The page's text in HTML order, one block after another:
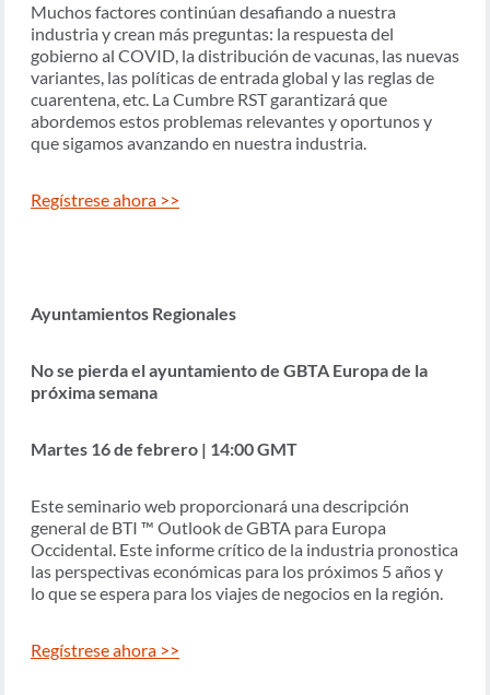
Muchos factores continúan desafiando a nuestra
industria y crean más preguntas: la respuesta del
gobierno al COVID, la distribución de vacunas, las nuevas
variantes, las políticas de entrada global y las reglas de
cuarentena, etc. La Cumbre RST garantizará que
abordemos estos problemas relevantes y oportunos y
que sigamos avanzando en nuestra industria.
Regístrese ahora >>
Ayuntamientos Regionales
No se pierda el ayuntamiento de GBTA Europa de la
próxima semana
Martes 16 de febrero | 14:00 GMT
Este seminario web proporcionará una descripción
general de BTI ™ Outlook de GBTA para Europa
Occidental. Este informe crítico de la industria pronostica
las perspectivas económicas para los próximos 5 años y
lo que se espera para los viajes de negocios en la región.
Regístrese ahora >>